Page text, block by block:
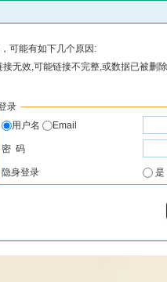
可能有如下几个原因:
无效,可能链接不完整,或数据已被删
录
用户名
Email
密 码
隐身登录